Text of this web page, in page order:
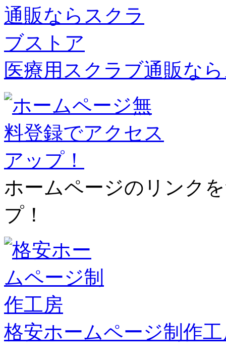
医療用スクラブ通販な
ホームページのリンク
プ！
格安ホームページ制作